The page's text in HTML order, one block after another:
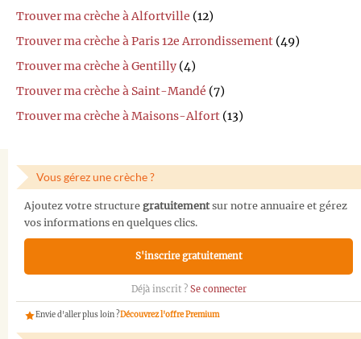
Trouver ma crèche à Alfortville (12)
Trouver ma crèche à Paris 12e Arrondissement (49)
Trouver ma crèche à Gentilly (4)
Trouver ma crèche à Saint-Mandé (7)
Trouver ma crèche à Maisons-Alfort (13)
Vous gérez une crèche ?
Ajoutez votre structure gratuitementsur notre annuaire et gérez
vos informations en quelques clics.
S'inscrire gratuitement
Déjà inscrit ? Se connecter
Envie d'aller plus loin ?Découvrez l'offre Premium